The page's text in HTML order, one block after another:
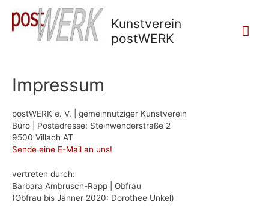
Kunstverein
postWERK
Impressum
postWERK e. V. | gemeinnütziger Kunstverein
Büro | Postadresse: Steinwenderstraße 2
9500 Villach AT
Sende eine E-Mail an uns!
vertreten durch:
Barbara Ambrusch-Rapp | Obfrau
(Obfrau bis Jänner 2020: Dorothee Unkel)